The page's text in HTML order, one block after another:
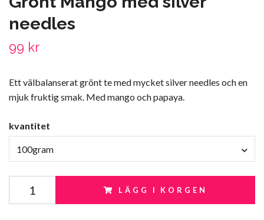
needles
99 kr
Ett välbalanserat grönt te med mycket silver needles och en
mjuk fruktig smak. Med mango och papaya.
kvantitet
100gram
LÄGG I KORGEN